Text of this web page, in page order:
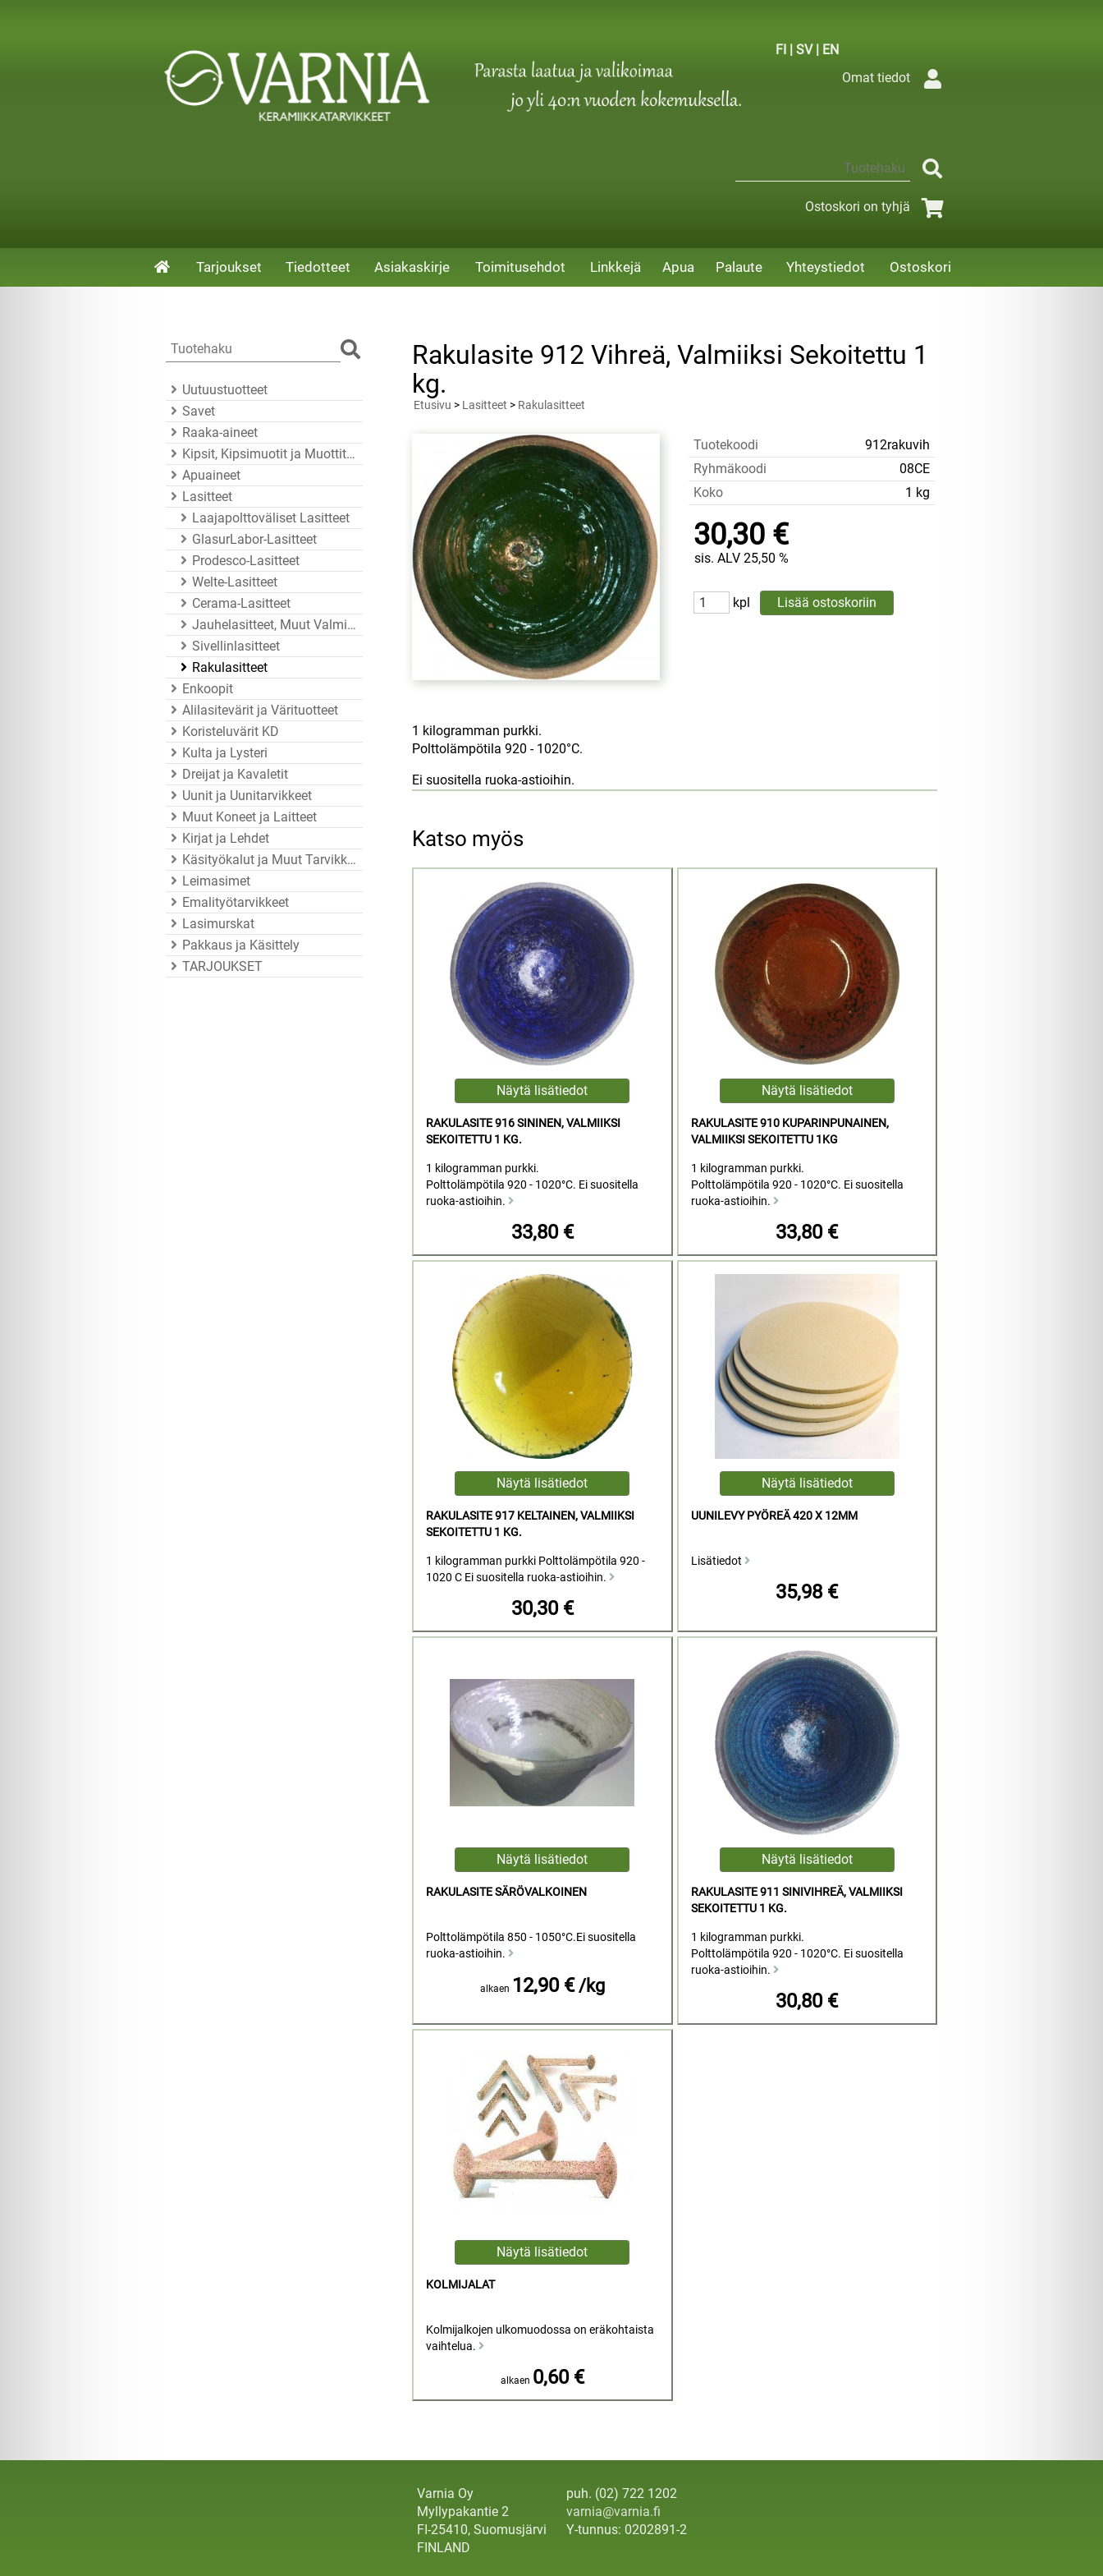
FI | SV| EN
Omat tiedot
Ostoskori on tyhjä
Tarjoukset Tiedotteet Asiakaskirje Toimitusehdot Linkkejä Apua Palaute Yhteystiedot Ostoskori
Uutuustuotteet
Savet
Raaka-aineet
Kipsit, Kipsimuotit ja Muottitarvikkeet
Apuaineet
Lasitteet
Laajapolttoväliset Lasitteet
GlasurLabor-Lasitteet
Prodesco-Lasitteet
Welte-Lasitteet
Cerama-Lasitteet
Jauhelasitteet, Muut Valmistajat
Sivellinlasitteet
Rakulasitteet
Enkoopit
Alilasitevärit ja Värituotteet
Koristeluvärit KD
Kulta ja Lysteri
Dreijat ja Kavaletit
Uunit ja Uunitarvikkeet
Muut Koneet ja Laitteet
Kirjat ja Lehdet
Käsityökalut ja Muut Tarvikkeet
Leimasimet
Emalityötarvikkeet
Lasimurskat
Pakkaus ja Käsittely
TARJOUKSET
Rakulasite 912 Vihreä, Valmiiksi Sekoitettu 1
kg.
Etusivu > Lasitteet > Rakulasitteet
Tuotekoodi
912rakuvih
Ryhmäkoodi
08CE
Koko
1 kg
30,30 €
sis. ALV 25,50 %
kpl
1 kilogramman purkki.
Polttolämpötila 920 - 1020°C.
Ei suositella ruoka-astioihin.
Katso myös
RAKULASITE 916 SININEN, VALMIIKSI
SEKOITETTU 1 KG.
1 kilogramman purkki.
Polttolämpötila 920 - 1020°C. Ei suositella
ruoka-astioihin.
33,80 €
RAKULASITE 910 KUPARINPUNAINEN,
VALMIIKSI SEKOITETTU 1KG
1 kilogramman purkki.
Polttolämpötila 920 - 1020°C. Ei suositella
ruoka-astioihin.
33,80 €
RAKULASITE 917 KELTAINEN, VALMIIKSI
SEKOITETTU 1 KG.
1 kilogramman purkki Polttolämpötila 920 -
1020 C Ei suositella ruoka-astioihin.
30,30 €
UUNILEVY PYÖREÄ 420 X 12MM
Lisätiedot
35,98 €
RAKULASITE SÄRÖVALKOINEN
Polttolämpötila 850 - 1050°C.Ei suositella
ruoka-astioihin.
alkaen 12,90 € /kg
RAKULASITE 911 SINIVIHREÄ, VALMIIKSI
SEKOITETTU 1 KG.
1 kilogramman purkki.
Polttolämpötila 920 - 1020°C. Ei suositella
ruoka-astioihin.
30,80 €
KOLMIJALAT
Kolmijalkojen ulkomuodossa on eräkohtaista
vaihtelua.
alkaen 0,60 €
Varnia Oy
Myllypakantie 2
FI-25410, Suomusjärvi
FINLAND
puh. (02) 722 1202
varnia@varnia.fi
Y-tunnus: 0202891-2